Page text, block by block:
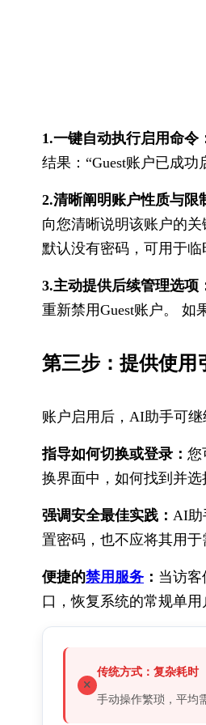
1.一键自动执行启用命令
结果：“Guest账户已成
2.清晰阐明账户性质与限
向您清晰说明该账户的
默认没有密码，可用于
3.主动提供后续管理选项
重新禁用Guest账户。 如
第三步：提供使用
账户启用后，AI助手可继
指导如何切换或登录： 您
换界面中，如何找到并选
强调安全最佳实践： AI助
置密码，也不应将其用于
便捷的禁用服务 ： 当访客
口，恢复系统的常规单用
传统方式：复杂耗时
手动操作繁琐，平均